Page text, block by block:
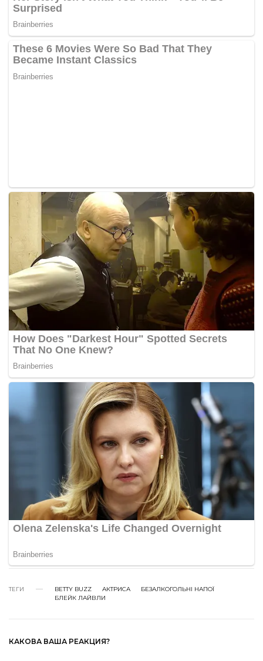
ТЕГИ BETTY BUZZ АКТРИСА
БЕЗАЛКОГОЛЬНІ НАПОЇ
БЛЕЙК ЛАЙВЛИ
КАКОВА ВАША РЕАКЦИЯ?